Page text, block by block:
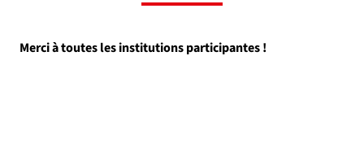
Merci à toutes les institutions participantes !